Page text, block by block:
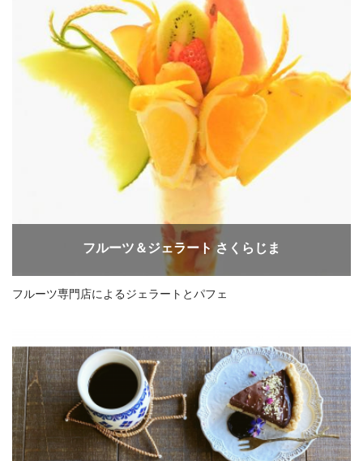
フルーツ＆ジェラート さくらじま
フルーツ専門店によるジェラートとパフェ